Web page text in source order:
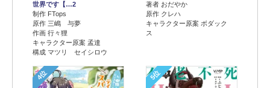
世界です【…2
制作 FTops
原作 三嶋 与夢
作画 行々狸
キャラクター原案 孟達
構成 マツリ セイシロウ
著者 おだやか
原作 クレハ
キャラクター原案 ボダック
ス
4位 5位